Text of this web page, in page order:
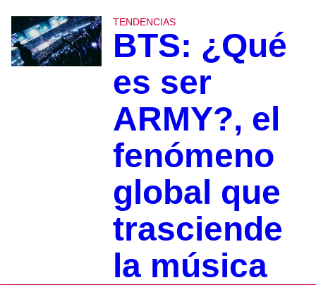
TENDENCIAS
BTS: ¿Qué
es ser
ARMY?, el
fenómeno
global que
trasciende
la música